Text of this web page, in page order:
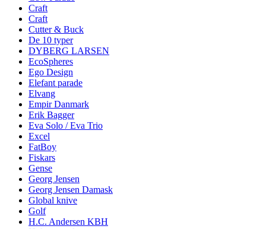
Craft
Craft
Cutter & Buck
De 10 typer
DYBERG LARSEN
EcoSpheres
Ego Design
Elefant parade
Elvang
Empir Danmark
Erik Bagger
Eva Solo / Eva Trio
Excel
FatBoy
Fiskars
Gense
Georg Jensen
Georg Jensen Damask
Global knive
Golf
H.C. Andersen KBH